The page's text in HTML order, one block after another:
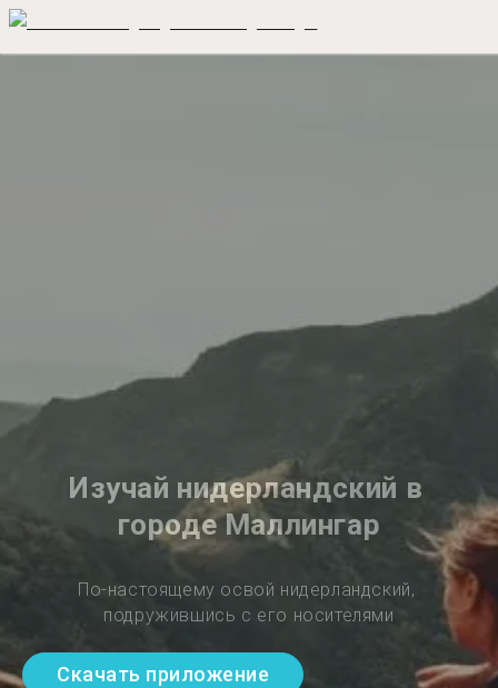
Изучай нидерландский в
городе Маллингар
По-настоящему освой нидерландский,
подружившись с его носителями
Скачать приложение